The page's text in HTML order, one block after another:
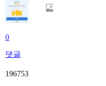
0
댓글
196753